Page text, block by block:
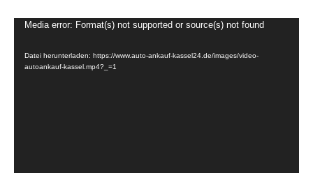
Media error: Format(s) not supported or source(s) not found
Datei herunterladen: https://www.auto-ankauf-kassel24.de/images/video-
autoankauf-kassel.mp4?_=1